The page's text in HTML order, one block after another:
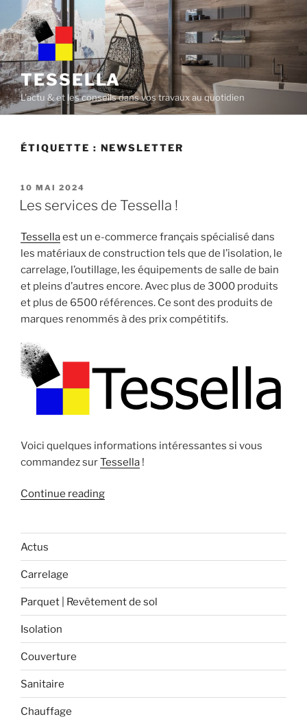
content
TESSELLA
L'actu & et les conseils dans vos travaux au quotidien
ÉTIQUETTE : NEWSLETTER
POSTED
ON
10 MAI 2024
Les services de Tessella !
Tessellaest un e-commerce français spécialisé dans
les matériaux de construction tels que de l’isolation, le
carrelage, l’outillage, les équipements de salle de bain
et pleins d’autres encore. Avec plus de 3000 produits
et plus de 6500 références. Ce sont des produits de
marques renommés à des prix compétitifs.
Voici quelques informations intéressantes si vous
commandez surTessella !
Continue reading« Les
! »
Actus
Carrelage
Parquet | Revêtement de sol
Isolation
Couverture
Sanitaire
Chauffage